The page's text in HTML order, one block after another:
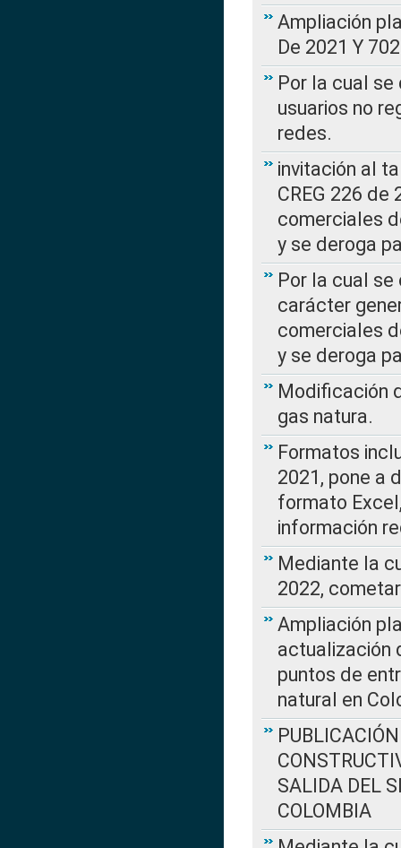
Ampliación
De 2021 Y
Por la cual
usuarios no
redes.
invitación al
CREG 226
comerciales
y se deroga
Por la cual
carácter
comerciales
y se deroga
Modificación
gas natura.
Formatos
2021, pone a
formato
información
Mediante la
2022,
Ampliación
actualización
puntos de
natural en
SALIDA DEL
COLOMBIA